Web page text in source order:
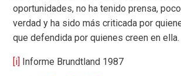
oportunidades, no ha tenido prensa,
verdad y ha sido más criticada por
que defendida por quienes creen en ella.
[i] Informe Brundtland 1987